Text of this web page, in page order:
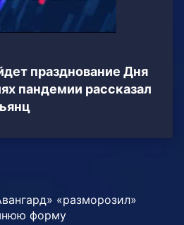
празднование Дня
пандемии рассказал
«разморозил»
форму